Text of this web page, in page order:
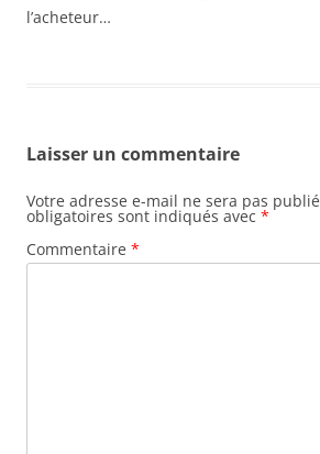
l’acheteur…
Laisser un commentaire
Votre adresse e-mail ne sera pas
obligatoires sont indiqués avec *
Commentaire *